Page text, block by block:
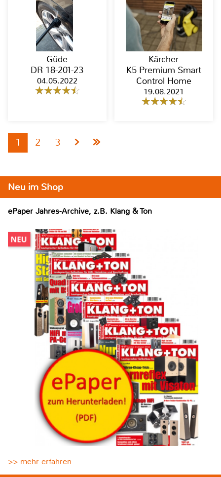
Güde
DR 18-201-23
04.05.2022
Kärcher
K5 Premium Smart
Control Home
19.08.2021
1 2 3
Neu im Shop
ePaper Jahres-Archive, z.B. Klang & Ton
>> mehr erfahren